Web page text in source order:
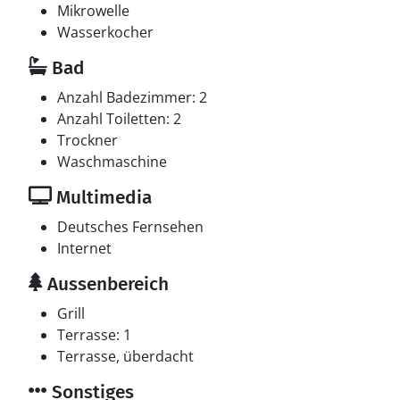
Mikrowelle
Wasserkocher
Bad
Anzahl Badezimmer: 2
Anzahl Toiletten: 2
Trockner
Waschmaschine
Multimedia
Deutsches Fernsehen
Internet
Aussenbereich
Grill
Terrasse: 1
Terrasse, überdacht
Sonstiges